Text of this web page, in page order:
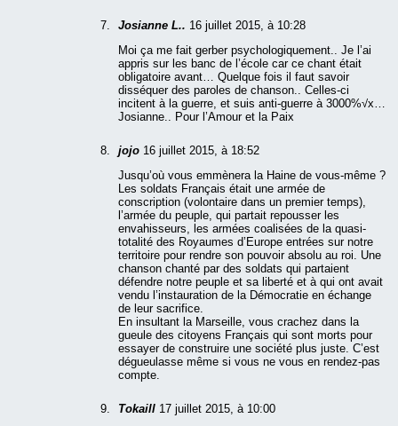
Josianne L.. 16 juillet 2015, à 10:28
Moi ça me fait gerber psychologiquement.. Je l’ai
appris sur les banc de l’école car ce chant était
obligatoire avant… Quelque fois il faut savoir
disséquer des paroles de chanson.. Celles-ci
incitent à la guerre, et suis anti-guerre à 3000%√x…
Josianne.. Pour l’Amour et la Paix
jojo 16 juillet 2015, à 18:52
Jusqu’où vous emmènera la Haine de vous-même ?
Les soldats Français était une armée de
conscription (volontaire dans un premier temps),
l’armée du peuple, qui partait repousser les
envahisseurs, les armées coalisées de la quasi-
totalité des Royaumes d’Europe entrées sur notre
territoire pour rendre son pouvoir absolu au roi. Une
chanson chanté par des soldats qui partaient
défendre notre peuple et sa liberté et à qui ont avait
vendu l’instauration de la Démocratie en échange
de leur sacrifice.
En insultant la Marseille, vous crachez dans la
gueule des citoyens Français qui sont morts pour
essayer de construire une société plus juste. C’est
dégueulasse même si vous ne vous en rendez-pas
compte.
Tokaill 17 juillet 2015, à 10:00